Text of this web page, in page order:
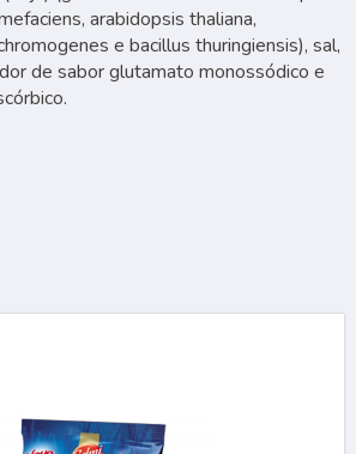
arabidopsis thaliana,
e bacillus thuringiensis), sal,
de sabor glutamato monossódico e